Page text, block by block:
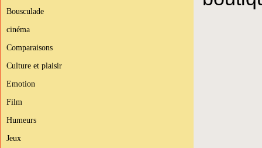
Bousculade
cinéma
Comparaisons
Culture et plaisir
Emotion
Film
Humeurs
Jeux